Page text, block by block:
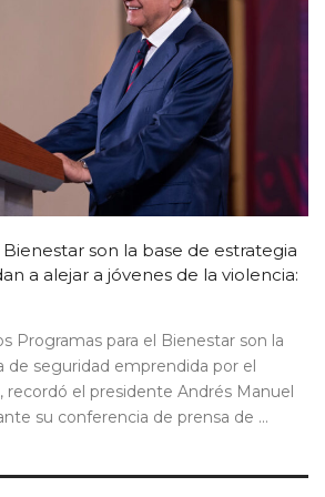
son la base de estrategia
a alejar a jóvenes de la violencia:
Programas para el Bienestar son la
de seguridad emprendida por el
recordó el presidente Andrés Manuel
su conferencia de prensa de ...